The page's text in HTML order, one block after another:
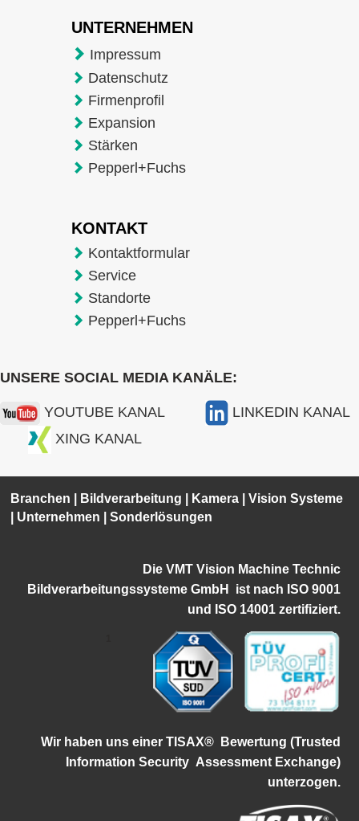
UNTERNEHMEN
Impressum
Datenschutz
Firmenprofil
Expansion
Stärken
Pepperl+Fuchs
KONTAKT
Kontaktformular
Service
Standorte
Pepperl+Fuchs
UNSERE SOCIAL MEDIA KANÄLE:
YOUTUBE KANAL
LINKEDIN KANAL
XING KANAL
Branchen Bildverarbeitung Kamera |Vision Systeme
Unternehmen |Sonderlösungen
Die VMT Vision Machine Technic
Bildverarbeitungssysteme GmbH istnach ISO 9001
und ISO 14001 zertifiziert.
Wir haben uns einer TISAX®
Bewertung (Trusted
Information Security Assessment Exchange)
unterzogen.